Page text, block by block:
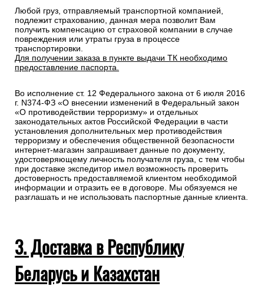
Любой груз, отправляемый транспортной компанией,
подлежит страхованию, данная мера позволит Вам
получить компенсацию от страховой компании в случае
повреждения или утраты груза в процессе
транспортировки.
Для получении заказа в пункте выдачи ТК необходимо
предоставление паспорта.
Во исполнение ст. 12 Федерального закона от 6 июля 2016
г. N374-ФЗ «О внесении изменений в Федеральный закон
«О противодействии терроризму» и отдельных
законодательных актов Российской Федерации в части
установления дополнительных мер противодействия
терроризму и обеспечения общественной безопасности
интернет-магазин запрашивает данные по документу,
удостоверяющему личность получателя груза, с тем чтобы
при доставке экспедитор имел возможность проверить
достоверность предоставляемой клиентом необходимой
информации и отразить ее в договоре. Мы обязуемся не
разглашать и не использовать паспортные данные клиента.
3. Доставка в Республику
Беларусь и Казахстан